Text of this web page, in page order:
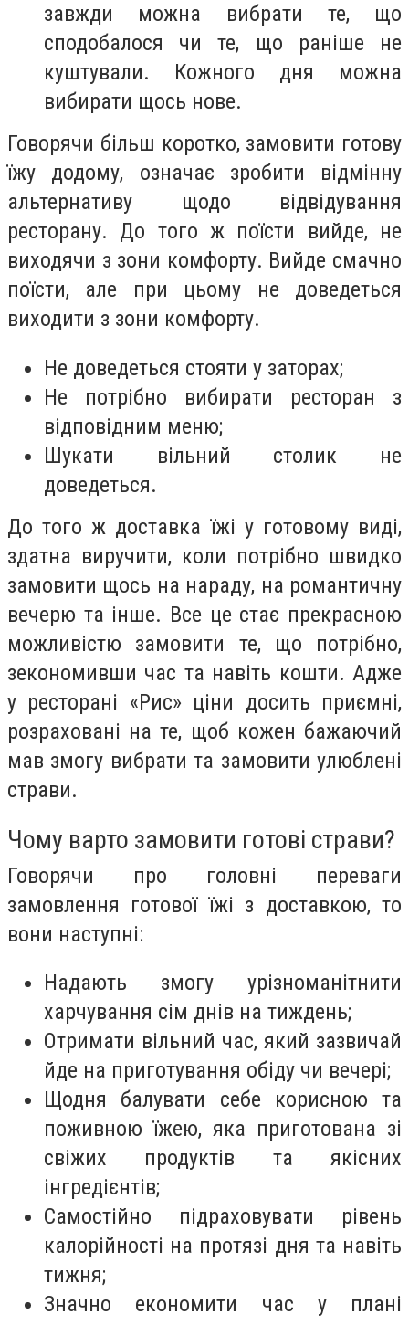
завжди можна вибрати те, що
сподобалося чи те, що раніше не
куштували. Кожного дня можна
вибирати щось нове.
Говорячи більш коротко, замовити готову
їжу додому, означає зробити відмінну
альтернативу щодо відвідування
ресторану. До того ж поїсти вийде, не
виходячи з зони комфорту. Вийде смачно
поїсти, але при цьому не доведеться
виходити з зони комфорту.
Не доведеться стояти у заторах;
Не потрібно вибирати ресторан з
відповідним меню;
Шукати вільний столик не
доведеться.
До того ж доставка їжі у готовому виді,
здатна виручити, коли потрібно швидко
замовити щось на нараду, на романтичну
вечерю та інше. Все це стає прекрасною
можливістю замовити те, що потрібно,
зекономивши час та навіть кошти. Адже
у ресторані «Рис» ціни досить приємні,
розраховані на те, щоб кожен бажаючий
мав змогу вибрати та замовити улюблені
страви.
Чому варто замовити готові страви?
Говорячи про головні переваги
замовлення готової їжі з доставкою, то
вони наступні:
Надають змогу урізноманітнити
харчування сім днів на тиждень;
Отримати вільний час, який зазвичай
йде на приготування обіду чи вечері;
Щодня балувати себе корисною та
поживною їжею, яка приготована зі
свіжих продуктів та якісних
інгредієнтів;
Самостійно підраховувати рівень
калорійності на протязі дня та навіть
тижня;
Значно економити час у плані